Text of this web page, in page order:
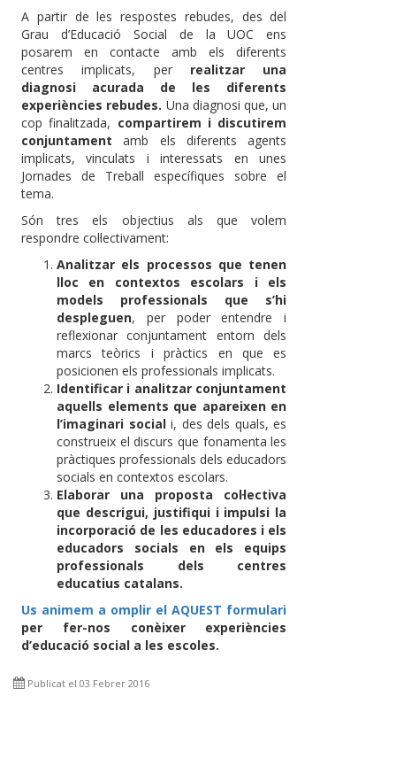
A partir de les respostes rebudes, des del
Grau d’Educació Social de la UOC ens
posarem en contacte amb els diferents
centres implicats, perrealitzar una
diagnosi acurada de les diferents
experiències rebudes. Una diagnosi que, un
cop finalitzada, compartirem i discutirem
conjuntament amb els diferents agents
implicats, vinculats i interessats en unes
Jornades de Treball específiques sobre el
tema.
Són tres els objectius als que volem
respondre col·lectivament:
Analitzar els processos que tenen
lloc en contextos escolars i els
models professionals que s’hi
despleguen, per poder entendre i
reflexionar conjuntament entorn dels
marcs teòrics i pràctics en que es
posicionen els professionals implicats.
Identificar i analitzar conjuntament
aquells elements que apareixen en
l’imaginari sociali, des dels quals, es
construeix el discurs que fonamenta les
pràctiques professionals dels educadors
socials en contextos escolars.
Elaborar una proposta col·lectiva
que descrigui, justifiqui i impulsi la
incorporació de les educadores i els
educadors socials en els equips
professionals dels centres
educatius catalans.
Us animem a omplir el AQUEST formulari
per fer-nos conèixer experiències
d’educació social a les escoles.
Publicat el 03 Febrer 2016